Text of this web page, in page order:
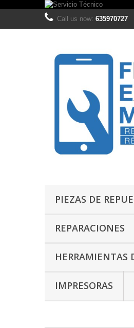
Call us now: 635970727
PIEZAS DE
REPARACIONES
HERRAMIENTAS
IMPRESORAS